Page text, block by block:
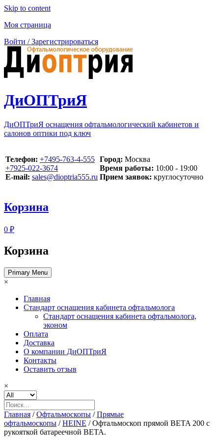
Skip to content
Моя страница
Войти / Зарегистрироваться
ДиОПТриЯ
ДиОПТриЯ оснащения офтальмологический кабинетов и
салонов оптики под ключ
Телефон: ‪+7495-763-4-555‬
‪+7925-022-3674‬
E-mail: sales@dioptria555.ru
Город: Москва
Время работы: 10:00 - 19:00
Прием заявок: круглосуточно
Корзина
0 ₽
Корзина
Primary Menu
×
Главная
Стандарт оснащения кабинета офтальмолога
Стандарт оснащения кабинета офтальмолога,
эконом
Оплата
Доставка
О компании ДиОПТриЯ
Контакты
Оставить отзыв
×
Главная /Офтальмоскопы /Прямые
офтальмоскопы /HEINE / Офтальмоскоп прямой BETA 200 с
рукояткой батареечной BETA.